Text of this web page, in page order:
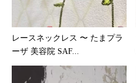
レースネックレス 〜 たまプラ
ーザ 美容院 SAF...